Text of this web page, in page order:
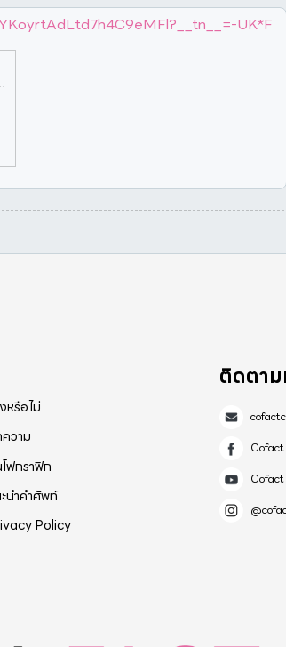
UK*F
UK*F
หรือไม่
วาม
ฟกราฟิก
นำคำศัพท์
Policy
ติดตาม
Cofact